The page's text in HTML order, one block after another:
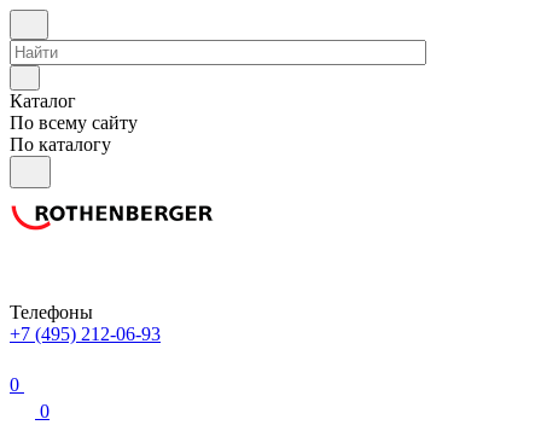
Каталог
По всему сайту
По каталогу
Телефоны
+7 (495) 212-06-93
0
0